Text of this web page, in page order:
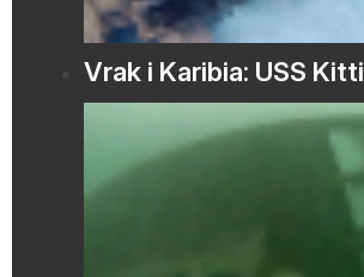
Vrak i Karibia: USS